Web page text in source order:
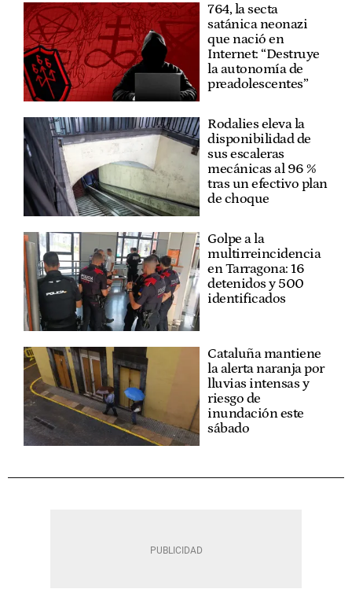
764, la secta
satánica neonazi
que nació en
Internet: “Destruye
la autonomía de
preadolescentes”
Rodalies eleva la
disponibilidad de
sus escaleras
mecánicas al 96 %
tras un efectivo plan
de choque
Golpe a la
multirreincidencia
en Tarragona: 16
detenidos y 500
identificados
Cataluña mantiene
la alerta naranja por
lluvias intensas y
riesgo de
inundación este
sábado